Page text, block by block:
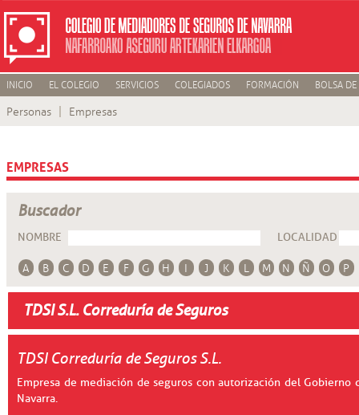
INICIO EL COLEGIO SERVICIOS COLEGIADOS FORMACIÓN BOLSA
Personas Empresas
EMPRESAS
Buscador
NOMBRE LOCALIDAD
A B C D E F G H I J K L M N Ñ O P
TDSI S.L. Correduría de Seguros
TDSI Correduría de Seguros S.L.
Empresa de mediación de seguros con autorización del Gobierno
Navarra.